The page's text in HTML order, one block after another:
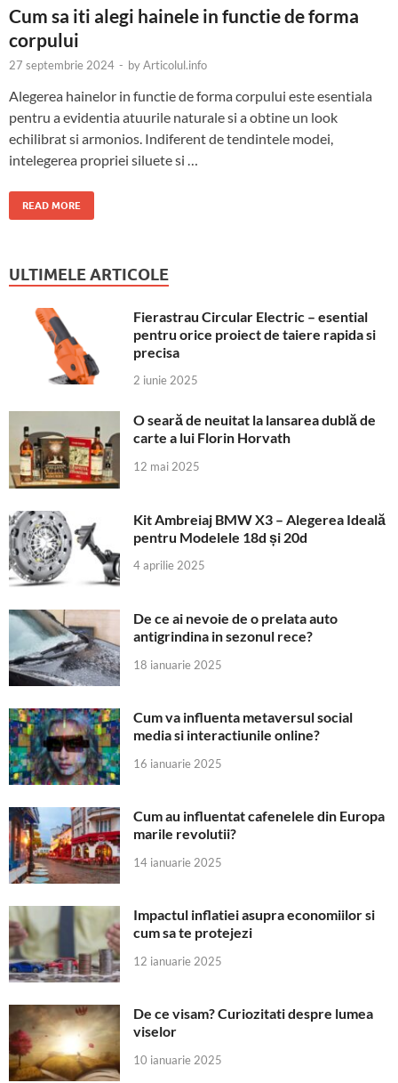
Cum sa iti alegi hainele in functie de forma
corpului
27 septembrie 2024 - byArticolul.info
Alegerea hainelor in functie de forma corpului este esentiala
pentru a evidentia atuurile naturale si a obtine un look
echilibrat si armonios. Indiferent de tendintele modei,
intelegerea propriei siluete si …
READ MORE
ULTIMELE ARTICOLE
Fierastrau Circular Electric – esential
pentru orice proiect de taiere rapida si
precisa
2 iunie 2025
O seară de neuitat la lansarea dublă de
carte a lui Florin Horvath
12 mai 2025
Kit Ambreiaj BMW X3 – Alegerea Ideală
pentru Modelele 18d și 20d
4 aprilie 2025
De ce ai nevoie de o prelata auto
antigrindina in sezonul rece?
18 ianuarie 2025
Cum va influenta metaversul social
media si interactiunile online?
16 ianuarie 2025
Cum au influentat cafenelele din Europa
marile revolutii?
14 ianuarie 2025
Impactul inflatiei asupra economiilor si
cum sa te protejezi
12 ianuarie 2025
De ce visam? Curiozitati despre lumea
viselor
10 ianuarie 2025